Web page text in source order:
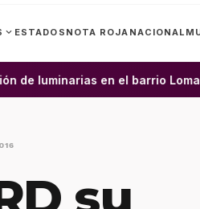
expand_more ESTADOS NOTA ROJA NACIONAL
luminarias en el barrio Loma